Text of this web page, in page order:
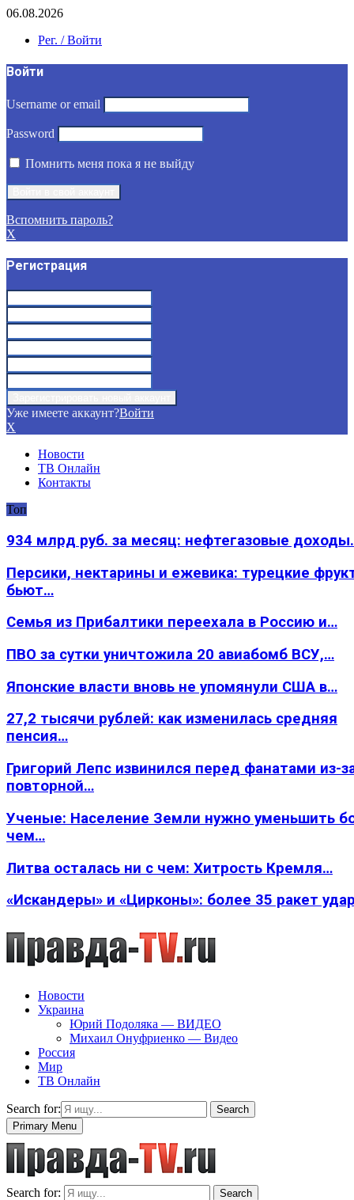
06.08.2026
Рег. / Войти
Войти
Username or email
Password
Помнить меня пока я не выйду
Вспомнить пароль?
X
Регистрация
Уже имеете аккаунт?Войти
X
Новости
ТВ Онлайн
Контакты
Топ
934 млрд руб. за месяц: нефтегазовые
Персики, нектарины и ежевика: турецкие
бьют…
Семья из Прибалтики переехала в Россию и…
ПВО за сутки уничтожила 20 авиабомб ВСУ,…
Японские власти вновь не упомянули США в…
27,2 тысячи рублей: как изменилась средняя
пенсия…
Григорий Лепс извинился перед фанатами из-
повторной…
Ученые: Население Земли нужно уменьшить
чем…
Литва осталась ни с чем: Хитрость Кремля…
«Искандеры» и «Цирконы»: более 35 ракет
Новости
Украина
Юрий Подоляка — ВИДЕО
Михаил Онуфриенко — Видео
Россия
Мир
ТВ Онлайн
Search for:
Search
Primary Menu
Search for: Search